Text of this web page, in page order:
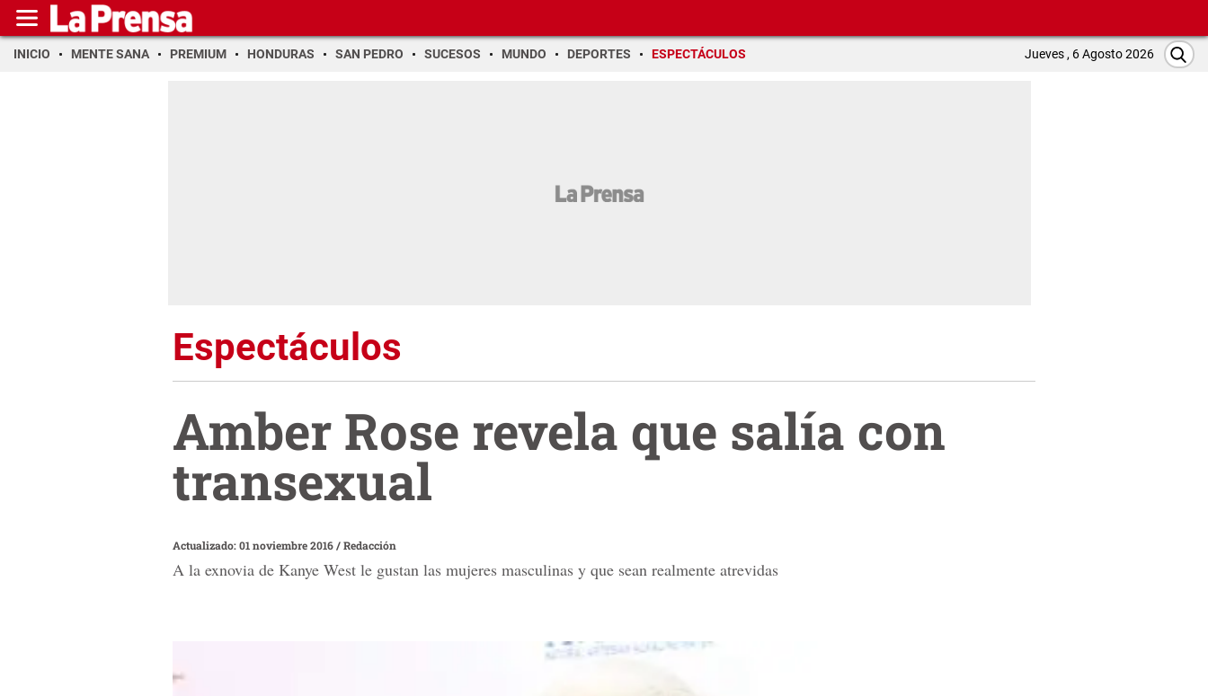
INICIO MENTE SANA PREMIUM HONDURAS SAN PEDRO SUCESOS MUNDO DEPORTES ESPECTÁCULOS Jueves , 6 Agosto 2026
Espectáculos
Amber Rose revela que salía con
transexual
Actualizado: 01 noviembre 2016/Redacción
A la exnovia de Kanye West le gustan las mujeres masculinas y que sean realmente atrevidas